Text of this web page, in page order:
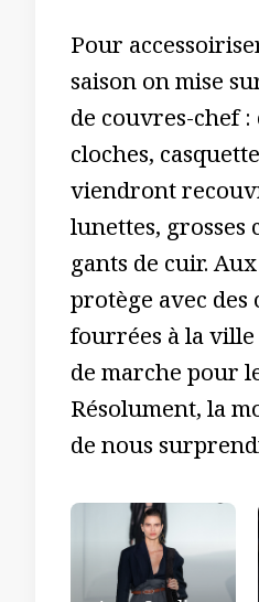
Pour
saison on mise
de couvres-chef
cloches,
viendront
lunettes, grosses
gants de cuir.
protège avec des
fourrées à la
de marche pour
Résolument, la
de nous